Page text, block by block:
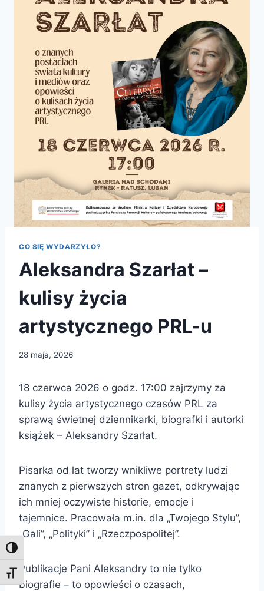
Toggle High Contrast
Toggle Font size
CO SIĘ WYDARZYŁO?
Aleksandra Szarłat –
kulisy życia
artystycznego PRL-u
28 maja, 2026
18 czerwca 2026 o godz. 17:00 zajrzymy za
kulisy życia artystycznego czasów PRL za
sprawą świetnej dziennikarki, biografki i autorki
książek – Aleksandry Szarłat.
Pisarka od lat tworzy wnikliwe portrety ludzi
znanych z pierwszych stron gazet, odkrywając
ich mniej oczywiste historie, emocje i
tajemnice. Pracowała m.in. dla „Twojego Stylu”,
„Gali”, „Polityki” i „Rzeczpospolitej”.
Publikacje Pani Aleksandry to nie tylko
biografie – to opowieści o czasach,